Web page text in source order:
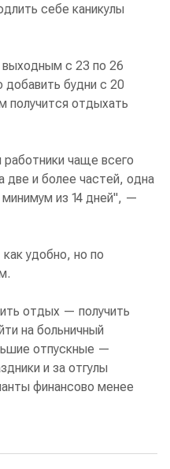
себе каникулы
с 23 по 26
будни с 20
получится отдыхать
чаще всего
две и более частей, одна
из 14 дней", —
удобно, но по
отдых — получить
на больничный
отпускные —
и за отгулы
финансово менее